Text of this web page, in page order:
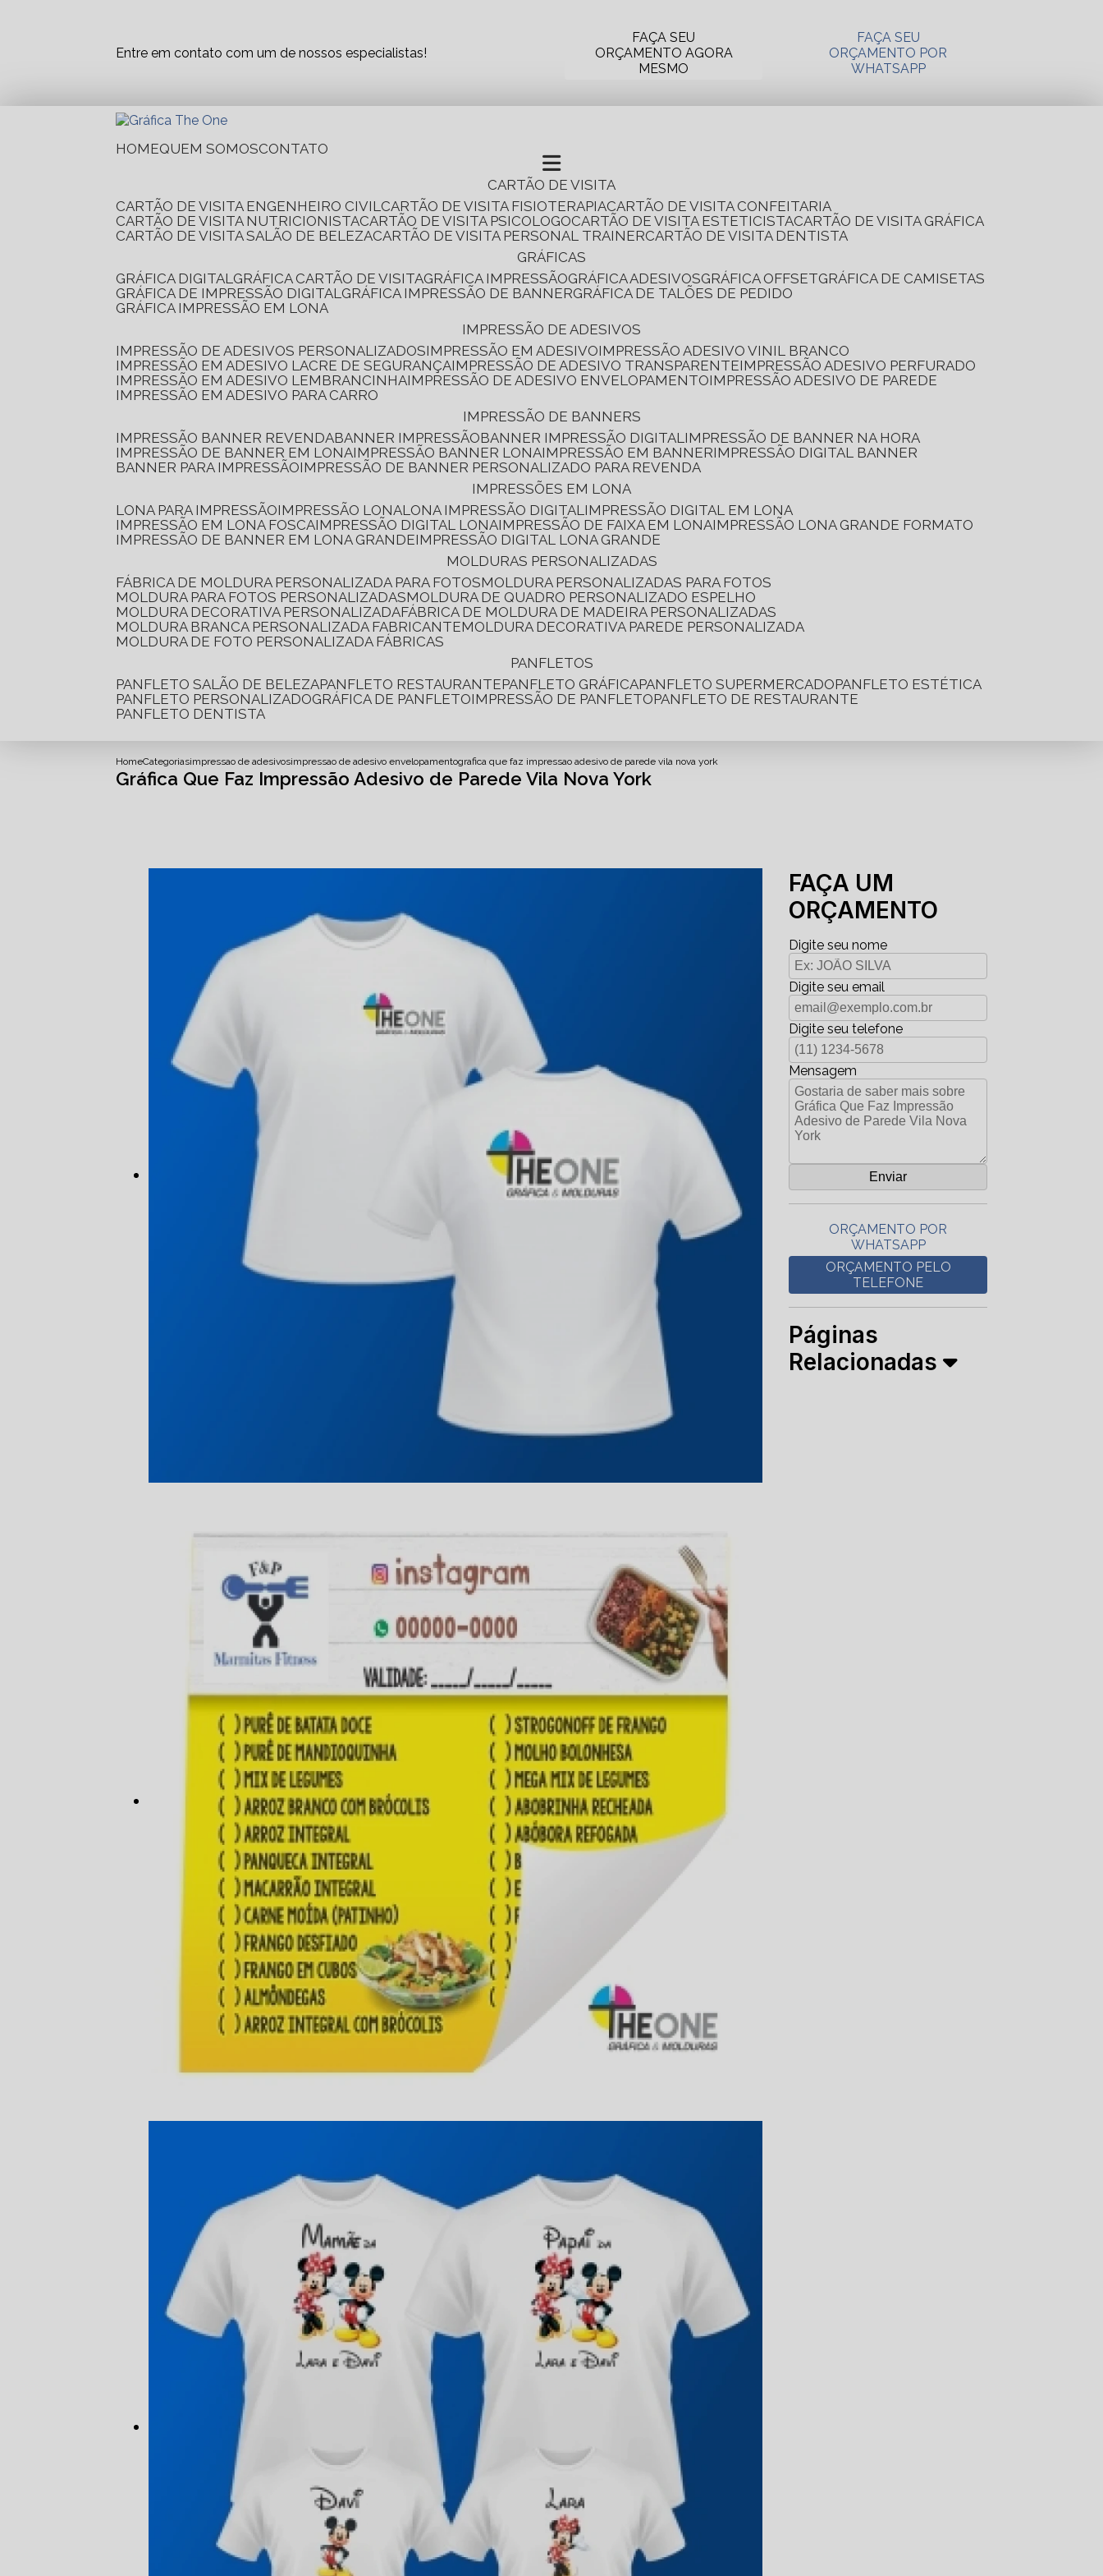
Entre em contato com um de nossos especialistas!
FAÇA SEU
ORÇAMENTO AGORA
MESMO
FAÇA SEU
ORÇAMENTO POR
WHATSAPP
HOME QUEM SOMOS CONTATO
CARTÃO DE VISITA
CARTÃO DE VISITA ENGENHEIRO CIVIL CARTÃO DE VISITA FISIOTERAPIA CARTÃO DE VISITA CONFEITARIA
CARTÃO DE VISITA NUTRICIONISTA CARTÃO DE VISITA PSICOLOGO CARTÃO DE VISITA ESTETICISTA CARTÃO DE VISITA GRÁFICA
CARTÃO DE VISITA SALÃO DE BELEZA CARTÃO DE VISITA PERSONAL TRAINER CARTÃO DE VISITA DENTISTA
GRÁFICAS
GRÁFICA DIGITAL
GRÁFICA CARTÃO DE VISITA GRÁFICA IMPRESSÃO GRÁFICA ADESIVOS GRÁFICA OFFSET
GRÁFICA DE CAMISETAS
GRÁFICA DE IMPRESSÃO DIGITAL
GRÁFICA IMPRESSÃO DE BANNER
GRÁFICA DE TALÕES DE PEDIDO
GRÁFICA IMPRESSÃO EM LONA
IMPRESSÃO DE ADESIVOS
IMPRESSÃO DE ADESIVOS PERSONALIZADOS IMPRESSÃO EM ADESIVO IMPRESSÃO ADESIVO VINIL BRANCO
IMPRESSÃO EM ADESIVO LACRE DE SEGURANÇA IMPRESSÃO DE ADESIVO TRANSPARENTE IMPRESSÃO ADESIVO PERFURADO
IMPRESSÃO EM ADESIVO LEMBRANCINHA IMPRESSÃO DE ADESIVO ENVELOPAMENTO IMPRESSÃO ADESIVO DE PAREDE
IMPRESSÃO EM ADESIVO PARA CARRO
IMPRESSÃO DE BANNERS
IMPRESSÃO BANNER REVENDA
BANNER IMPRESSÃO BANNER IMPRESSÃO DIGITAL IMPRESSÃO DE BANNER NA HORA
IMPRESSÃO DE BANNER EM LONA IMPRESSÃO BANNER LONA IMPRESSÃO EM BANNER IMPRESSÃO DIGITAL BANNER
BANNER PARA IMPRESSÃO IMPRESSÃO DE BANNER PERSONALIZADO PARA REVENDA
IMPRESSÕES EM LONA
LONA PARA IMPRESSÃO IMPRESSÃO LONA LONA IMPRESSÃO DIGITAL IMPRESSÃO DIGITAL EM LONA
IMPRESSÃO EM LONA FOSCA IMPRESSÃO DIGITAL LONA IMPRESSÃO DE FAIXA EM LONA IMPRESSÃO LONA GRANDE FORMATO
IMPRESSÃO DE BANNER EM LONA GRANDE IMPRESSÃO DIGITAL LONA GRANDE
MOLDURAS PERSONALIZADAS
FÁBRICA DE MOLDURA PERSONALIZADA PARA FOTOS
MOLDURA PERSONALIZADAS PARA FOTOS
MOLDURA PARA FOTOS PERSONALIZADAS
MOLDURA DE QUADRO PERSONALIZADO ESPELHO
MOLDURA DECORATIVA PERSONALIZADA FÁBRICA DE MOLDURA DE MADEIRA PERSONALIZADAS
MOLDURA BRANCA PERSONALIZADA FABRICANTE
MOLDURA DECORATIVA PAREDE PERSONALIZADA
MOLDURA DE FOTO PERSONALIZADA FÁBRICAS
PANFLETOS
PANFLETO SALÃO DE BELEZA PANFLETO RESTAURANTE PANFLETO GRÁFICA PANFLETO SUPERMERCADO PANFLETO ESTÉTICA
PANFLETO PERSONALIZADO
GRÁFICA DE PANFLETO IMPRESSÃO DE PANFLETO PANFLETO DE RESTAURANTE
PANFLETO DENTISTA
HomeCategoriasimpressao de adesivosimpressao de adesivo envelopamentografica que faz impressao adesivo de parede vila nova york
Gráfica Que Faz Impressão Adesivo de Parede Vila Nova York
FAÇA UM
ORÇAMENTO
Digite seu nome
Digite seu email
Digite seu telefone
Mensagem
ORÇAMENTO POR
WHATSAPP
ORÇAMENTO PELO
TELEFONE
Páginas
Relacionadas